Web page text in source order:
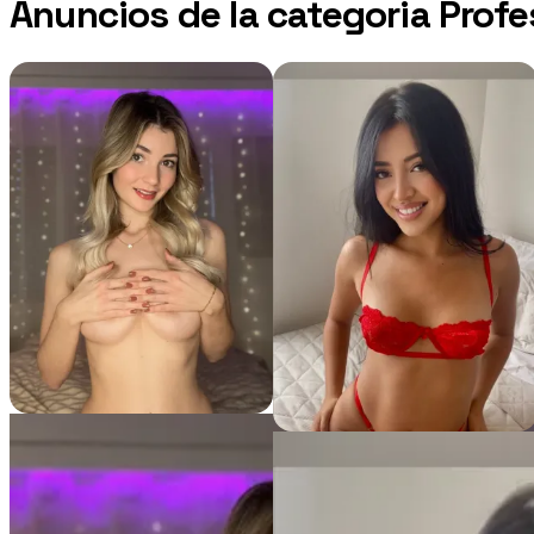
Anuncios de la categoria